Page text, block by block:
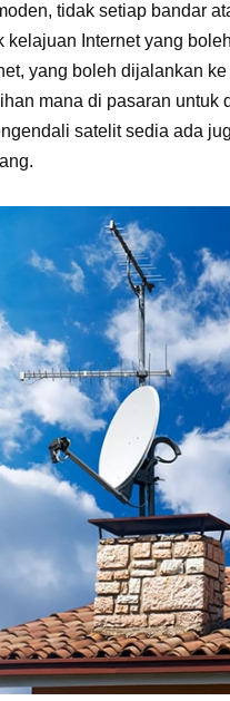
tidak setiap bandar
Internet yang
yang boleh dijalankan
mana di pasaran untuk
satelit sedia ada